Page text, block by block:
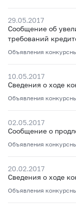
29.05.2017
Сообщение об
требований
Объявления
10.05.2017
Сведения о ходе
Объявления
02.05.2017
Сообщение о
Объявления
20.02.2017
Сведения о ходе
Объявления